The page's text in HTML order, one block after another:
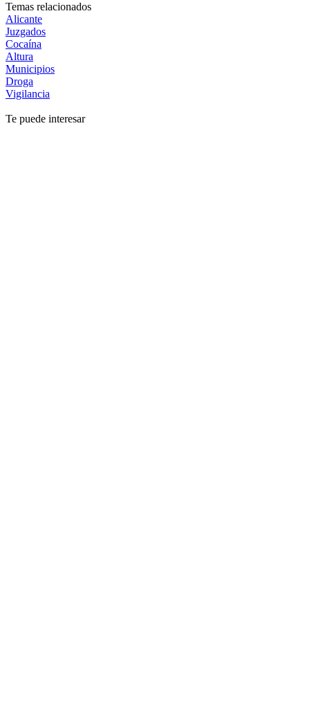
Temas relacionados
Alicante
Juzgados
Cocaína
Altura
Municipios
Droga
Vigilancia
Te puede interesar